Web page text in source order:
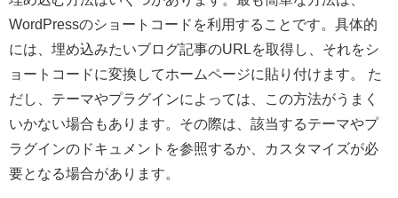
WordPressのショートコードを利用することです。具体的
には、埋め込みたいブログ記事のURLを取得し、それをシ
ョートコードに変換してホームページに貼り付けます。 た
だし、テーマやプラグインによっては、この方法がうまく
いかない場合もあります。その際は、該当するテーマやプ
ラグインのドキュメントを参照するか、カスタマイズが必
要となる場合があります。